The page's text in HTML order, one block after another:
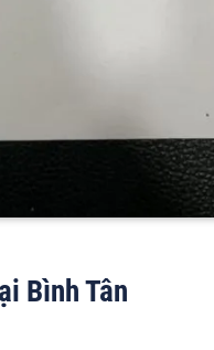
Bình Tân